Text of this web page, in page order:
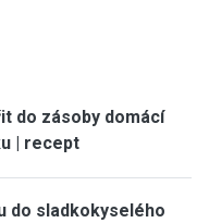
do zásoby domácí
| recept
do sladkokyselého